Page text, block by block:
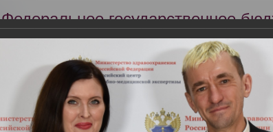
Федеральное государственное
Российский центр судебно-
Минздрава России
Научная деятельность Экспертиза